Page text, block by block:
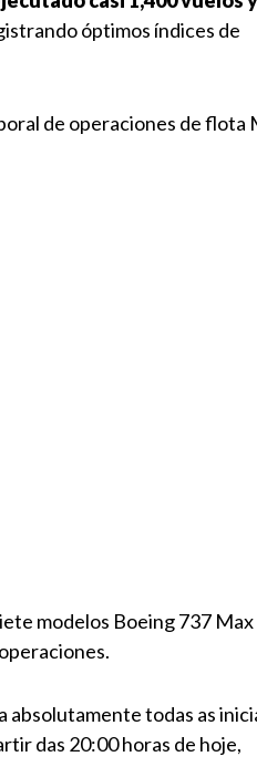
óptimos índices de
de operaciones de flota
modelos Boeing 737 Max
absolutamente todas as
das 20:00 horas de hoje,